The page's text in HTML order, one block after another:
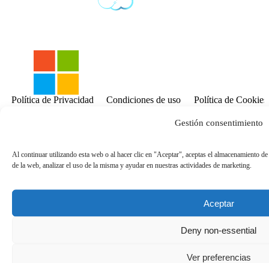
Gestión consentimiento
Al continuar utilizando esta web o al hacer clic en "Aceptar", aceptas el almacenamiento
de la web, analizar el uso de la misma y ayudar en nuestras actividades de marketing.
Aceptar
Deny non-essential
Ver preferencias
Política de Privacidad Condiciones de uso Política de Cookies